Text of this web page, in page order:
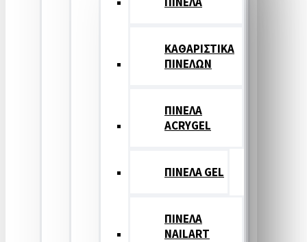
ΚΑΘΑΡΙΣΤΙΚΑ
ΠΙΝΕΛΩΝ
ΠΙΝΕΛΑ
ACRYGEL
ΠΙΝΕΛΑ GEL
ΠΙΝΕΛΑ
NAILART